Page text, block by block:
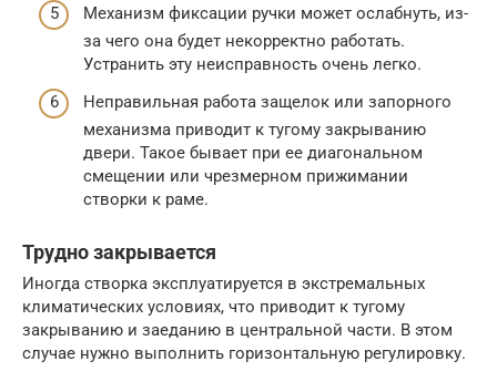
Механизм фиксации ручки может ослабнуть, из-
за чего она будет некорректно работать.
Устранить эту неисправность очень легко.
Неправильная работа защелок или запорного
механизма приводит к тугому закрыванию
двери. Такое бывает при ее диагональном
смещении или чрезмерном прижимании
створки к раме.
Трудно закрывается
Иногда створка эксплуатируется в экстремальных
климатических условиях, что приводит к тугому
закрыванию и заеданию в центральной части. В этом
случае нужно выполнить горизонтальную регулировку.